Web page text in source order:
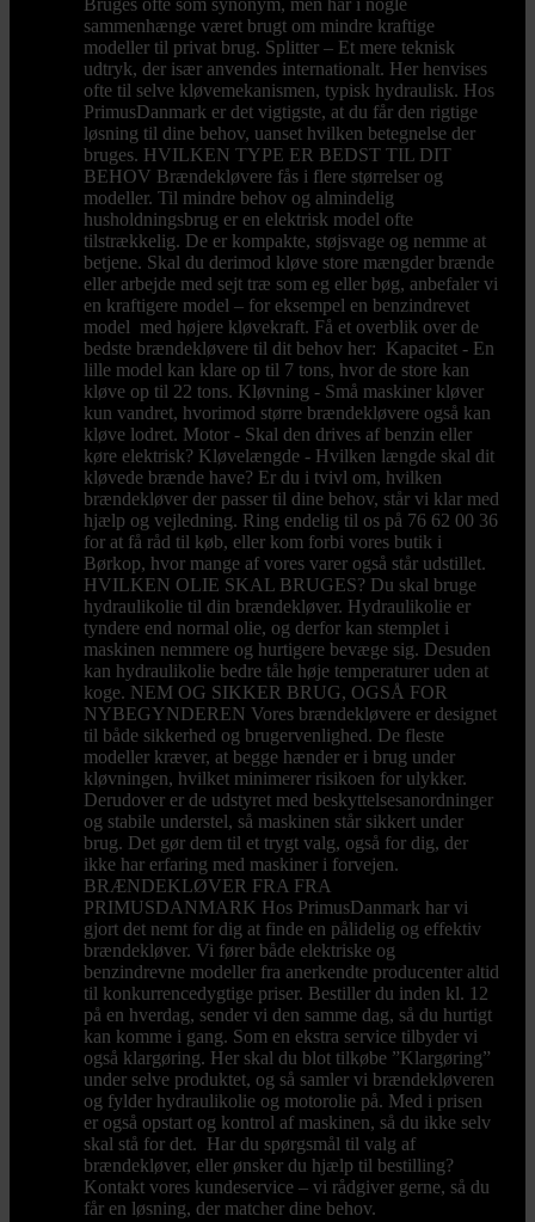
Bruges ofte som synonym, men har i nogle
sammenhænge været brugt om mindre kraftige
modeller til privat brug. Splitter – Et mere teknisk
udtryk, der især anvendes internationalt. Her henvises
ofte til selve kløvemekanismen, typisk hydraulisk. Hos
PrimusDanmark er det vigtigste, at du får den rigtige
løsning til dine behov, uanset hvilken betegnelse der
bruges. HVILKEN TYPE ER BEDST TIL DIT
BEHOV Brændekløvere fås i flere størrelser og
modeller. Til mindre behov og almindelig
husholdningsbrug er en elektrisk model ofte
tilstrækkelig. De er kompakte, støjsvage og nemme at
betjene. Skal du derimod kløve store mængder brænde
eller arbejde med sejt træ som eg eller bøg, anbefaler vi
en kraftigere model – for eksempel en benzindrevet
model med højere kløvekraft. Få et overblik over de
bedste brændekløvere til dit behov her: Kapacitet - En
lille model kan klare op til 7 tons, hvor de store kan
kløve op til 22 tons. Kløvning - Små maskiner kløver
kun vandret, hvorimod større brændekløvere også kan
kløve lodret. Motor - Skal den drives af benzin eller
køre elektrisk? Kløvelængde - Hvilken længde skal dit
kløvede brænde have? Er du i tvivl om, hvilken
brændekløver der passer til dine behov, står vi klar med
hjælp og vejledning. Ring endelig til os på 76 62 00 36
for at få råd til køb, eller kom forbi vores butik i
Børkop, hvor mange af vores varer også står udstillet.
HVILKEN OLIE SKAL BRUGES? Du skal bruge
hydraulikolie til din brændekløver. Hydraulikolie er
tyndere end normal olie, og derfor kan stemplet i
maskinen nemmere og hurtigere bevæge sig. Desuden
kan hydraulikolie bedre tåle høje temperaturer uden at
koge. NEM OG SIKKER BRUG, OGSÅ FOR
NYBEGYNDEREN Vores brændekløvere er designet
til både sikkerhed og brugervenlighed. De fleste
modeller kræver, at begge hænder er i brug under
kløvningen, hvilket minimerer risikoen for ulykker.
Derudover er de udstyret med beskyttelsesanordninger
og stabile understel, så maskinen står sikkert under
brug. Det gør dem til et trygt valg, også for dig, der
ikke har erfaring med maskiner i forvejen.
BRÆNDEKLØVER FRA FRA
PRIMUSDANMARK Hos PrimusDanmark har vi
gjort det nemt for dig at finde en pålidelig og effektiv
brændekløver. Vi fører både elektriske og
benzindrevne modeller fra anerkendte producenter altid
til konkurrencedygtige priser. Bestiller du inden kl. 12
på en hverdag, sender vi den samme dag, så du hurtigt
kan komme i gang. Som en ekstra service tilbyder vi
også klargøring. Her skal du blot tilkøbe ”Klargøring”
under selve produktet, og så samler vi brændekløveren
og fylder hydraulikolie og motorolie på. Med i prisen
er også opstart og kontrol af maskinen, så du ikke selv
skal stå for det. Har du spørgsmål til valg af
brændekløver, eller ønsker du hjælp til bestilling?
Kontakt vores kundeservice – vi rådgiver gerne, så du
får en løsning, der matcher dine behov.